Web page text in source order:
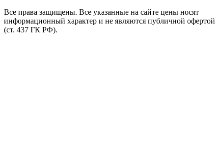
Все права защищены. Все указанные на сайте цены носят
информационный характер и не являются публичной офертой
(ст. 437 ГК РФ).